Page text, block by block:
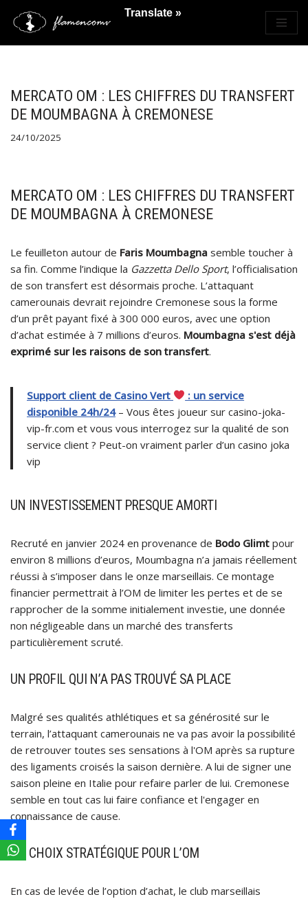
Saltar
MERCATO OM : LES CHIFFRES DU TRANSFERT
DE MOUMBAGNA À CREMONESE
24/10/2025
MERCATO OM : LES CHIFFRES DU TRANSFERT
DE MOUMBAGNA À CREMONESE
Le feuilleton autour de Faris Moumbagna semble toucher à
sa fin. Comme l’indique la Gazzetta Dello Sport, l’officialisation
de son transfert est désormais proche. L’attaquant
camerounais devrait rejoindre Cremonese sous la forme
d’un prêt payant fixé à 300 000 euros, avec une option
d’achat estimée à 7 millions d’euros. Moumbagna s'est déjà
exprimé sur les raisons de son transfert.
Support client de Casino Vert
: un service
disponible 24h/24– Vous êtes joueur sur casino-joka-
vip-fr.com et vous vous interrogez sur la qualité de son
service client ? Peut-on vraiment parler d’un casino joka
vip
UN INVESTISSEMENT PRESQUE AMORTI
Recruté en janvier 2024 en provenance de Bodo Glimt pour
environ 8 millions d’euros, Moumbagna n’a jamais réellement
réussi à s’imposer dans le onze marseillais. Ce montage
financier permettrait à l’OM de limiter les pertes et de se
rapprocher de la somme initialement investie, une donnée
non négligeable dans un marché des transferts
particulièrement scruté.
UN PROFIL QUI N’A PAS TROUVÉ SA PLACE
Malgré ses qualités athlétiques et sa générosité sur le
terrain, l’attaquant camerounais ne va pas avoir la possibilité
de retrouver toutes ses sensations à l'OM après sa rupture
des ligaments croisés la saison dernière. A lui de signer une
saison pleine en Italie pour refaire parler de lui. Cremonese
semble en tout cas lui faire confiance et l'engager en
connaissance de cause.
UN CHOIX STRATÉGIQUE POUR L’OM
En cas de levée de l’option d’achat, le club marseillais
Translate »